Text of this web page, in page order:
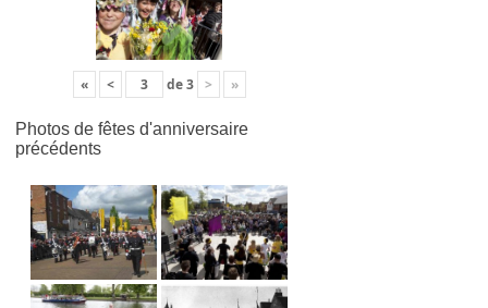
« < de3 > »
Photos de fêtes d'anniversaire
précédents